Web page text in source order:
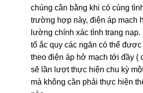
chúng cân bằng khi có cùng
trường hợp này, điện áp mạch
lường chính xác tình trạng
tổ ắc quy các ngăn có thể
theo điện áp hở mạch tới đầy (
sẽ lần lượt thực hiện chu kỳ
mà không cần phải thực hiện